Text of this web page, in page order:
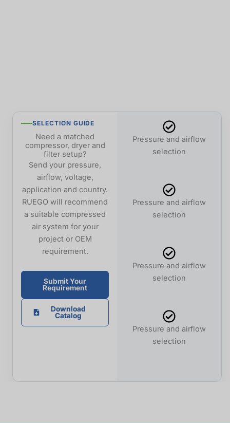
SELECTION GUIDE
Need a matched
compressor, dryer and
filter setup?
Send your pressure,
airflow, voltage,
application and country.
RUEGO will recommend
a suitable compressed
air system for your
project or OEM
requirement.
Submit Your
Requirement
Download
Catalog
Pressure and airflow
selection
Pressure and airflow
selection
Pressure and airflow
selection
Pressure and airflow
selection